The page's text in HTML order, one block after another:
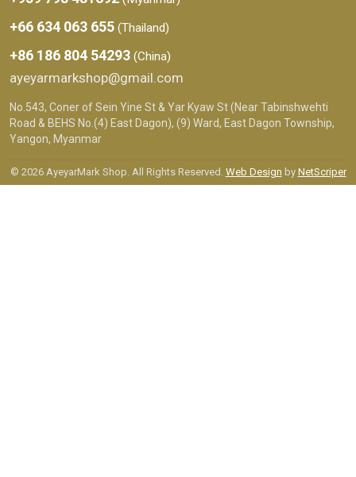
+66 634 063 655 (Thailand)
+86 186 804 54293 (China)
ayeyarmarkshop@gmail.com
No.543, Coner of Sein Yine St & Yar Kyaw St (Near Tabinshwehti
Road & BEHS No.(4) East Dagon), (9) Ward, East Dagon Township,
Yangon, Myanmar
© 2026 AyeyarMark Shop. All Rights Reserved. Web Design by NetScriper